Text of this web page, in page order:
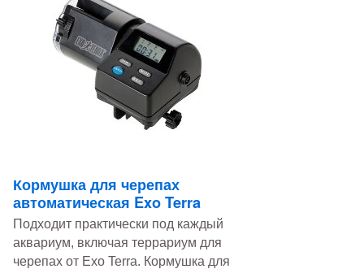
Кормушка для черепах
автоматическая Exo Terra
Подходит практически под каждый
аквариум, включая террариум для
черепах от Exo Terra. Кормушка для